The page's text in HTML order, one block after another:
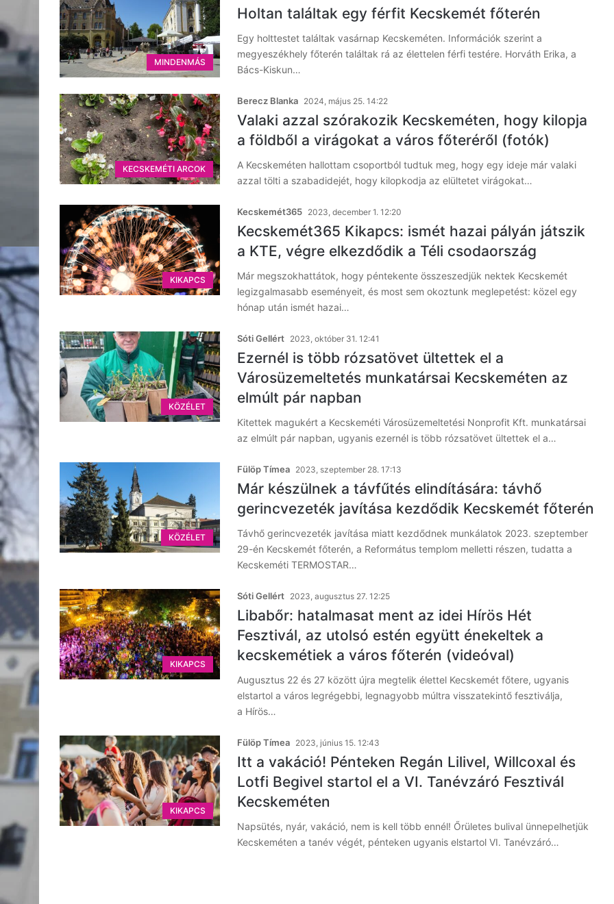
MINDENMÁS
Holtan találtak egy férfit Kecskemét főterén
Egy holttestet találtak vasárnap Kecskeméten. Információk szerint a
megyeszékhely főterén találtak rá az élettelen férfi testére. Horváth Erika, a
Bács-Kiskun…
KECSKEMÉTI ARCOK
Berecz Blanka 2024, május 25. 14:22
Valaki azzal szórakozik Kecskeméten, hogy kilopja
a földből a virágokat a város főteréről (fotók)
A Kecskeméten hallottam csoportból tudtuk meg, hogy egy ideje már valaki
azzal tölti a szabadidejét, hogy kilopkodja az elültetet virágokat…
KIKAPCS
Kecskemét365 2023, december 1. 12:20
Kecskemét365 Kikapcs: ismét hazai pályán játszik
a KTE, végre elkezdődik a Téli csodaország
Már megszokhattátok, hogy péntekente összeszedjük nektek Kecskemét
legizgalmasabb eseményeit, és most sem okoztunk meglepetést: közel egy
hónap után ismét hazai…
KÖZÉLET
Sóti Gellért 2023, október 31. 12:41
Ezernél is több rózsatövet ültettek el a
Városüzemeltetés munkatársai Kecskeméten az
elmúlt pár napban
Kitettek magukért a Kecskeméti Városüzemeltetési Nonprofit Kft. munkatársai
az elmúlt pár napban, ugyanis ezernél is több rózsatövet ültettek el a…
KÖZÉLET
Fülöp Tímea 2023, szeptember 28. 17:13
Már készülnek a távfűtés elindítására: távhő
gerincvezeték javítása kezdődik Kecskemét főterén
Távhő gerincvezeték javítása miatt kezdődnek munkálatok 2023. szeptember
29-én Kecskemét főterén, a Református templom melletti részen, tudatta a
Kecskeméti TERMOSTAR…
KIKAPCS
Sóti Gellért 2023, augusztus 27. 12:25
Libabőr: hatalmasat ment az idei Hírös Hét
Fesztivál, az utolsó estén együtt énekeltek a
kecskemétiek a város főterén (videóval)
Augusztus 22 és 27 között újra megtelik élettel Kecskemét főtere, ugyanis
elstartol a város legrégebbi, legnagyobb múltra visszatekintő fesztiválja,
a Hírös…
KIKAPCS
Fülöp Tímea 2023, június 15. 12:43
Itt a vakáció! Pénteken Regán Lilivel, Willcoxal és
Lotfi Begivel startol el a VI. Tanévzáró Fesztivál
Kecskeméten
Napsütés, nyár, vakáció, nem is kell több ennél! Őrületes bulival ünnepelhetjük
Kecskeméten a tanév végét, pénteken ugyanis elstartol VI. Tanévzáró…